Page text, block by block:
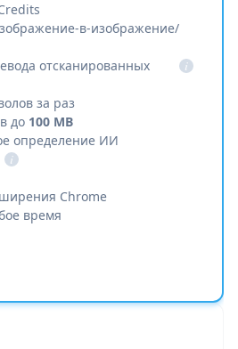
в-изображение/
отсканированных
i
за раз
до 100 MB
определение ИИ
i
Chrome
время